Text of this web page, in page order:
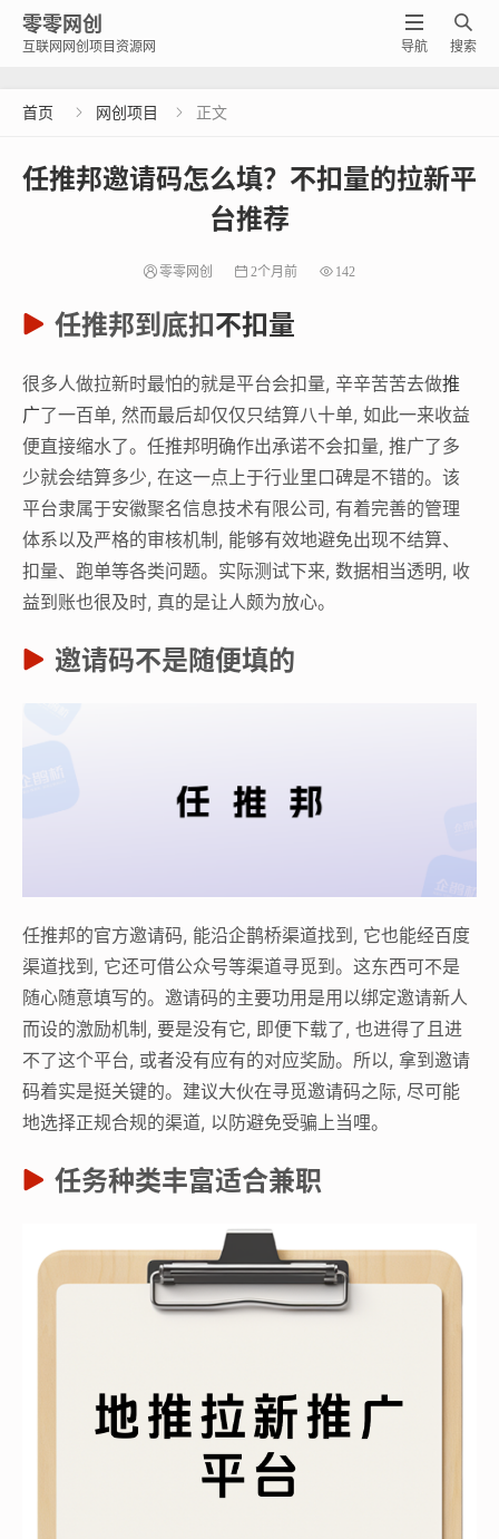
零零网创
互联网网创项目资源网

搜索

导航
首页  网创项目  正文
任推邦邀请码怎么填？不扣量的拉新平
台推荐
零零网创 2个月前 142
任推邦到底扣不扣量
很多人做拉新时最怕的就是平台会扣量, 辛辛苦苦去做推
广了一百单, 然而最后却仅仅只结算八十单, 如此一来收益
便直接缩水了。任推邦明确作出承诺不会扣量, 推广了多
少就会结算多少, 在这一点上于行业里口碑是不错的。该
平台隶属于安徽聚名信息技术有限公司, 有着完善的管理
体系以及严格的审核机制, 能够有效地避免出现不结算、
扣量、跑单等各类问题。实际测试下来, 数据相当透明, 收
益到账也很及时, 真的是让人颇为放心。
邀请码不是随便填的
任推邦的官方邀请码, 能沿企鹊桥渠道找到, 它也能经百度
渠道找到, 它还可借公众号等渠道寻觅到。这东西可不是
随心随意填写的。邀请码的主要功用是用以绑定邀请新人
而设的激励机制, 要是没有它, 即便下载了, 也进得了且进
不了这个平台, 或者没有应有的对应奖励。所以, 拿到邀请
码着实是挺关键的。建议大伙在寻觅邀请码之际, 尽可能
地选择正规合规的渠道, 以防避免受骗上当哩。
任务种类丰富适合兼职